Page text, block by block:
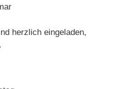
herzlich eingeladen,